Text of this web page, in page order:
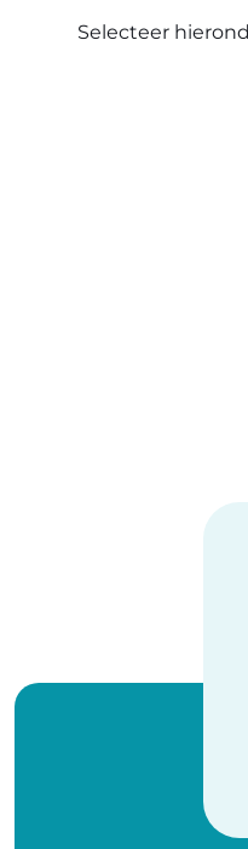
Selecteer